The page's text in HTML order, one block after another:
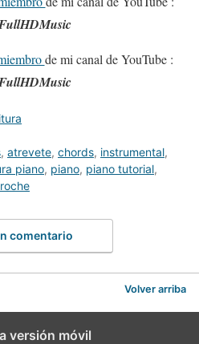
de mi canal de YouTube :
, atrevete, chords, instrumental,
piano, piano, piano tutorial,
comentario
Volver arriba
versión móvil